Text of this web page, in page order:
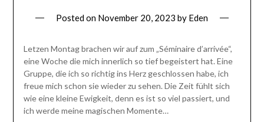
Posted on November 20, 2023 by Eden
Letzen Montag brachen wir auf zum „Séminaire d’arrivée“,
eine Woche die mich innerlich so tief begeistert hat. Eine
Gruppe, die ich so richtig ins Herz geschlossen habe, ich
freue mich schon sie wieder zu sehen. Die Zeit fühlt sich
wie eine kleine Ewigkeit, denn es ist so viel passiert, und
ich werde meine magischen Momente…